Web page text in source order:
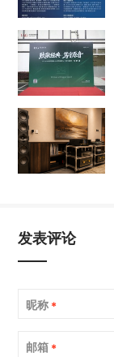
发表评论
昵称 *
邮箱 *